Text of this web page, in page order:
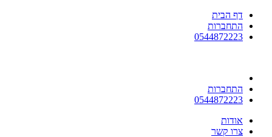
דף הבית
התחברות
0544872223
התחברות
0544872223
אודות
צרו קשר